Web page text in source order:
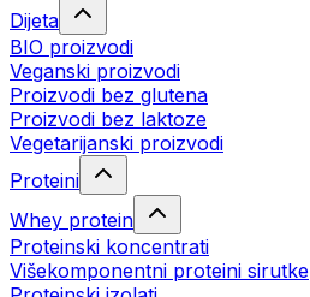
Dijeta
BIO proizvodi
Veganski proizvodi
Proizvodi bez glutena
Proizvodi bez laktoze
Vegetarijanski proizvodi
Proteini
Whey protein
Proteinski koncentrati
Višekomponentni proteini sirutke